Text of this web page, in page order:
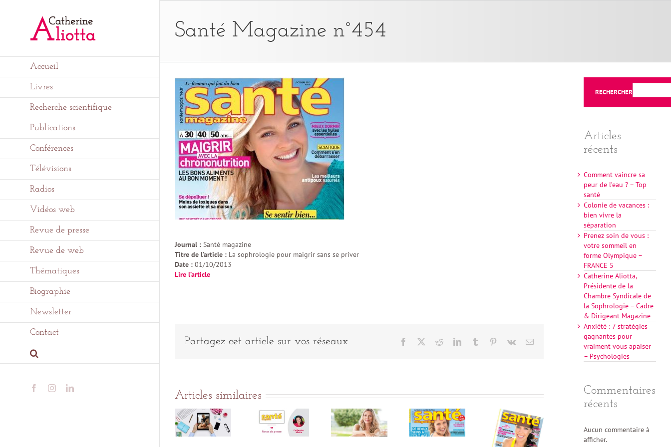
Accueil
Livres
Recherche scientifique
Publications
Conférences
Télévisions
Radios
Vidéos web
Revue de presse
Revue de web
Thématiques
Biographie
Newsletter
Contact
FacebookInstagramLinkedIn
Santé Magazine n°454
Journal : Santé magazine
Titre de l’article :La sophrologie pour maigrir sans se priver
Date : 01/10/2013
Lire l’article
Partagez cet article sur vos réseaux Facebook RedditLinkedInTumblr Pinterest
Vk Email
Articles similaires
RECHERCHER
Articles
récents
Comment vaincre sa
peur de l’eau ? – Top
santé
Colonie de vacances :
bien vivre la
séparation
Prenez soin de vous :
votre sommeil en
forme Olympique –
FRANCE 5
Catherine Aliotta,
Présidente de la
Chambre Syndicale de
la Sophrologie – Cadre
& Dirigeant Magazine
Anxiété : 7 stratégies
gagnantes pour
vraiment vous apaiser
– Psychologies
Commentaires
récents
Aucun commentaire à
afficher.